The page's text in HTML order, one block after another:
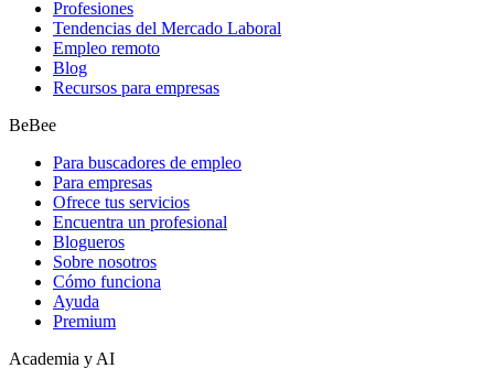
Profesiones
Tendencias del Mercado Laboral
Empleo remoto
Blog
Recursos para empresas
BeBee
Para buscadores de empleo
Para empresas
Ofrece tus servicios
Encuentra un profesional
Blogueros
Sobre nosotros
Cómo funciona
Ayuda
Premium
Academia y AI